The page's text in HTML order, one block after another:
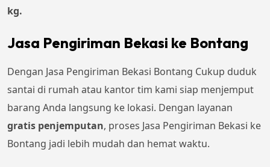
kg.
Jasa Pengiriman Bekasi ke Bontang
Dengan Jasa Pengiriman Bekasi Bontang Cukup duduk
santai di rumah atau kantor tim kami siap menjemput
barang Anda langsung ke lokasi. Dengan layanan
gratis penjemputan, proses Jasa Pengiriman Bekasi ke
Bontang jadi lebih mudah dan hemat waktu.